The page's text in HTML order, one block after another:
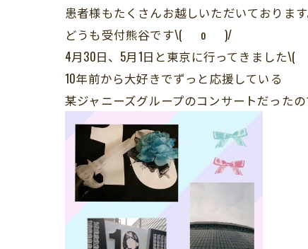
患者様もたくさんお越しいただいております
どうも受付熊谷です\( o )/
4月30日、5月1日と東京に行ってきまし
10年前から大好きでずっと応援している
某ジャニーズグループのコンサートだったの